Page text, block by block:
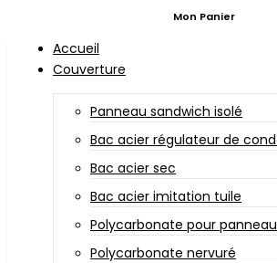
Mon Panier
Accueil
Couverture
Panneau sandwich isolé
Bac acier régulateur de
Bac acier sec
Bac acier imitation tuile
Polycarbonate pour
Polycarbonate nervuré